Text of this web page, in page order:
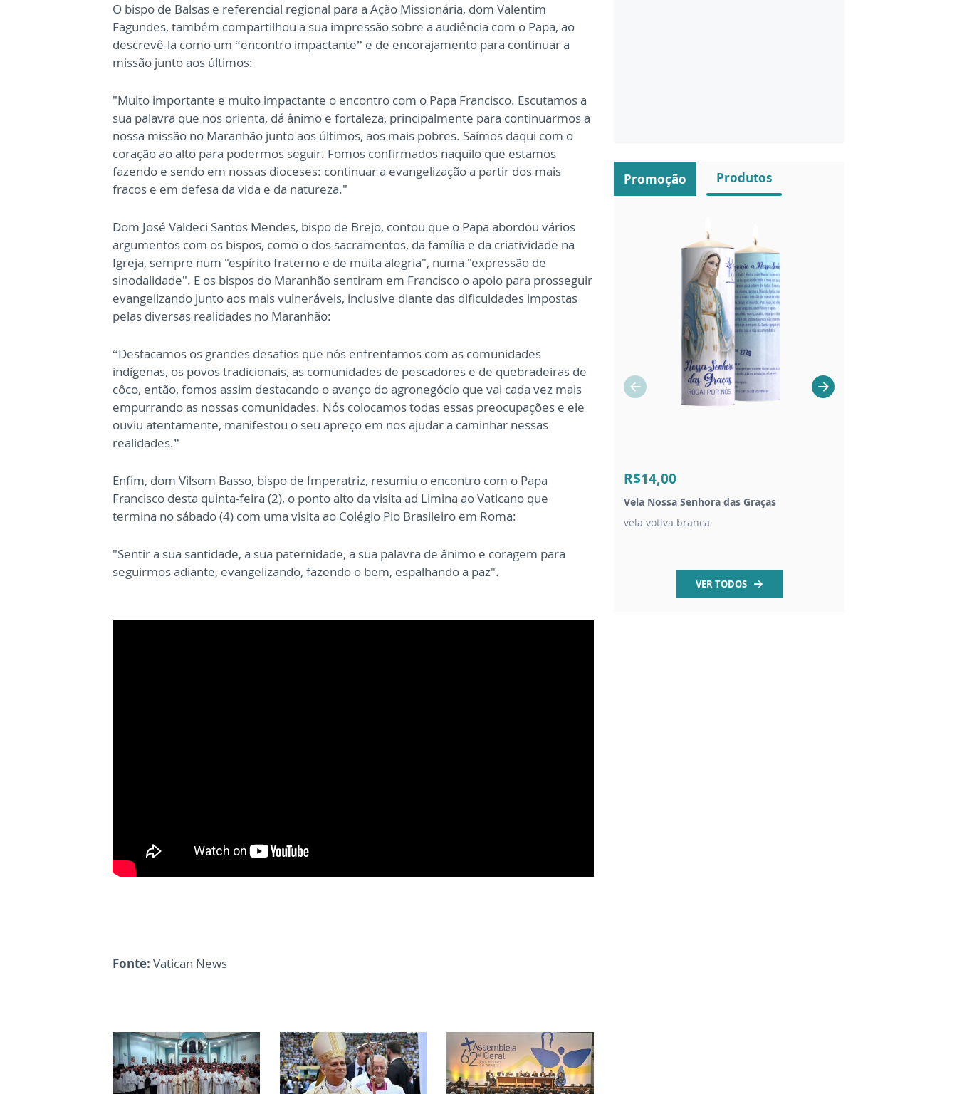
O bispo de Balsas e referencial regional para a Ação Missionária, dom Valentim
Fagundes, também compartilhou a sua impressão sobre a audiência com o Papa, ao
descrevê-la como um “encontro impactante” e de encorajamento para continuar a
missão junto aos últimos:
"Muito importante e muito impactante o encontro com o Papa Francisco. Escutamos a
sua palavra que nos orienta, dá ânimo e fortaleza, principalmente para continuarmos a
nossa missão no Maranhão junto aos últimos, aos mais pobres. Saímos daqui com o
coração ao alto para podermos seguir. Fomos confirmados naquilo que estamos
fazendo e sendo em nossas dioceses: continuar a evangelização a partir dos mais
fracos e em defesa da vida e da natureza."
Dom José Valdeci Santos Mendes, bispo de Brejo, contou que o Papa abordou vários
argumentos com os bispos, como o dos sacramentos, da família e da criatividade na
Igreja, sempre num "espírito fraterno e de muita alegria", numa "expressão de
sinodalidade". E os bispos do Maranhão sentiram em Francisco o apoio para prosseguir
evangelizando junto aos mais vulneráveis, inclusive diante das dificuldades impostas
pelas diversas realidades no Maranhão:
“Destacamos os grandes desafios que nós enfrentamos com as comunidades
indígenas, os povos tradicionais, as comunidades de pescadores e de quebradeiras de
côco, então, fomos assim destacando o avanço do agronegócio que vai cada vez mais
empurrando as nossas comunidades. Nós colocamos todas essas preocupações e ele
ouviu atentamente, manifestou o seu apreço em nos ajudar a caminhar nessas
realidades.”
Enfim, dom Vilsom Basso, bispo de Imperatriz, resumiu o encontro com o Papa
Francisco desta quinta-feira (2), o ponto alto da visita ad Limina ao Vaticano que
termina no sábado (4) com uma visita ao Colégio Pio Brasileiro em Roma:
"Sentir a sua santidade, a sua paternidade, a sua palavra de ânimo e coragem para
seguirmos adiante, evangelizando, fazendo o bem, espalhando a paz".
Fonte: Vatican News
Promoção Produtos
R$14,00
Vela Nossa Senhora das Graças
vela votiva branca
VER TODOS